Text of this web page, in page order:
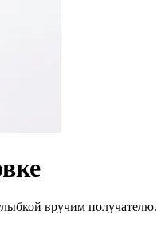
вручим получателю.